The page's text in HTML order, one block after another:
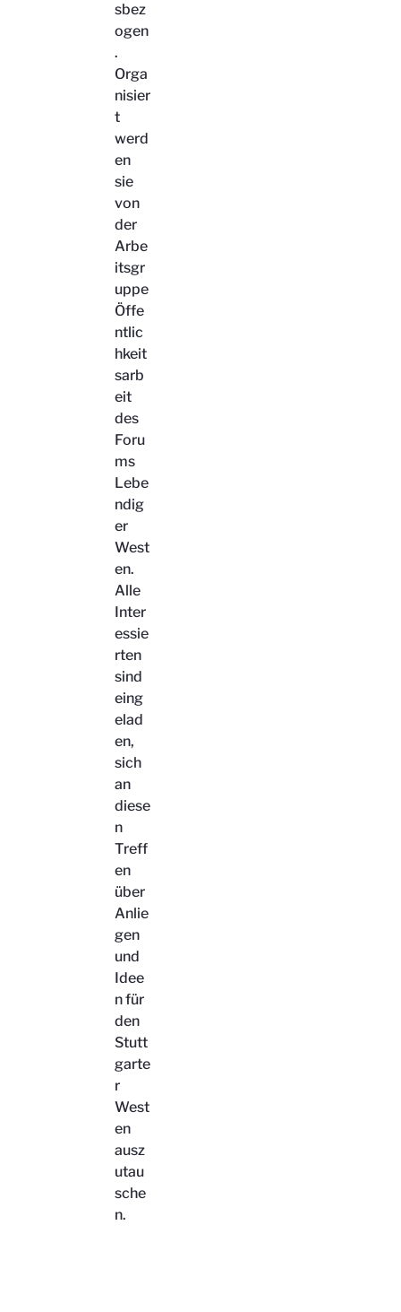
sbez
ogen
.
Orga
nisier
t
werd
en
sie
von
der
Arbe
itsgr
uppe
Öffe
ntlic
hkeit
sarb
eit
des
Foru
ms
Lebe
ndig
er
West
en.
Alle
Inter
essie
rten
sind
eing
elad
en,
sich
an
diese
n
Treff
en
über
Anlie
gen
und
Idee
n für
den
Stutt
garte
r
West
en
ausz
utau
sche
n.